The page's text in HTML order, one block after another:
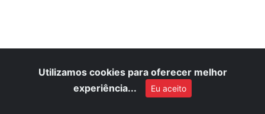
Utilizamos cookies para oferecer melhor
experiência...
Eu aceito